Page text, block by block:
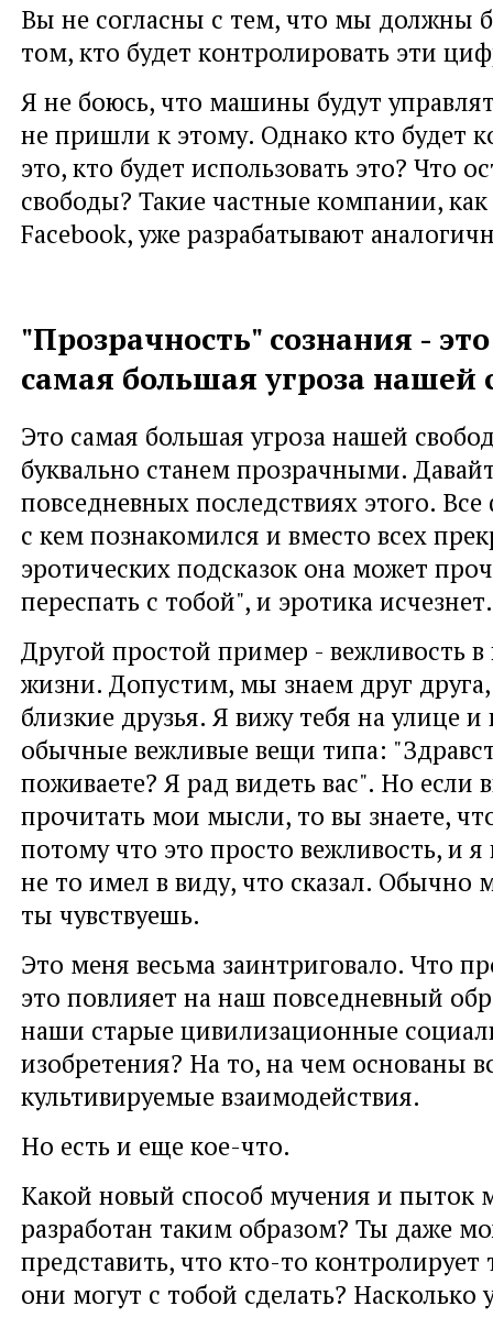
Вы не согласны с тем, что мы должны
том, кто будет контролировать эти
Я не боюсь, что машины будут
не пришли к этому. Однако кто будет
это, кто будет использовать это? Что
свободы? Такие частные компании,
Facebook, уже разрабатывают
"Прозрачность" сознания -
самая большая угроза нашей
Это самая большая угроза нашей
буквально станем прозрачными.
повседневных последствиях этого.
с кем познакомился и вместо всех
эротических подсказок она может
переспать с тобой", и эротика исчезнет.
Другой простой пример - вежливость в
жизни. Допустим, мы знаем друг
близкие друзья. Я вижу тебя на улице и
обычные вежливые вещи типа:
поживаете? Я рад видеть вас". Но если
прочитать мои мысли, то вы знаете,
потому что это просто вежливость, и
не то имел в виду, что сказал. Обычно
ты чувствуешь.
Это меня весьма заинтриговало. Что
это повлияет на наш повседневный
наши старые цивилизационные
изобретения? На то, на чем основаны
культивируемые взаимодействия.
Но есть и еще кое-что.
Какой новый способ мучения и пыток
разработан таким образом? Ты даже
представить, что кто-то контролирует
они могут с тобой сделать?